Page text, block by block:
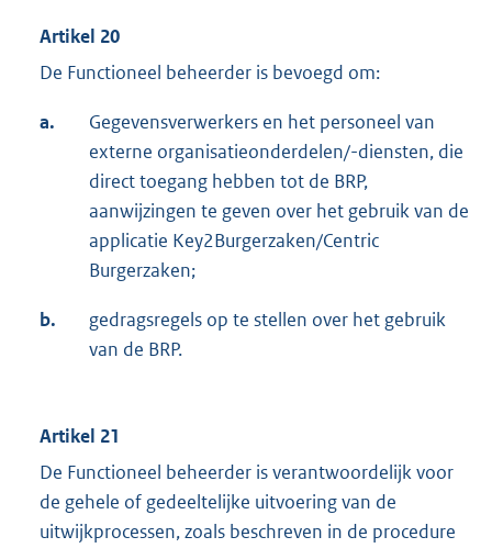
Artikel 20
De Functioneel beheerder is bevoegd om:
a.
Gegevensverwerkers en het personeel van
externe organisatieonderdelen/-diensten, die
direct toegang hebben tot de BRP,
aanwijzingen te geven over het gebruik van de
applicatie Key2Burgerzaken/Centric
Burgerzaken;
b.
gedragsregels op te stellen over het gebruik
van de BRP.
Artikel 21
De Functioneel beheerder is verantwoordelijk voor
de gehele of gedeeltelijke uitvoering van de
uitwijkprocessen, zoals beschreven in de procedure